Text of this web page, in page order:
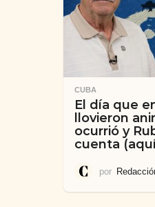
CUBA
El día que
llovieron
ocurrió y
cuenta
por